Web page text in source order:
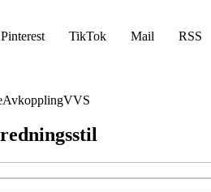
Pinterest TikTok Mail RSS
AvkopplingVVS